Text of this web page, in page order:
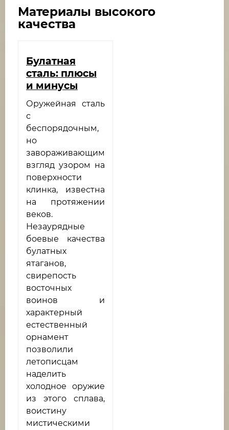
Материалы высокого
качества
Булатная
сталь: плюсы
и минусы
Оружейная сталь
с
беспорядочным,
но
завораживающим
взгляд узором на
поверхности
клинка, известна
на протяжении
веков.
Незаурядные
боевые качества
булатных
ятаганов,
свирепость
восточных
воинов и
характерный
естественный
орнамент
позволили
летописцам
наделить
холодное оружие
из этого сплава,
воистину
мистическими